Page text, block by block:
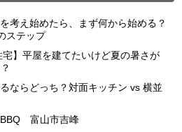
考え始めたら、まず何から始める？
ステップ
宅】平屋を建てたいけど夏の暑さが
ならどっち？対面キッチン vs 横並
富山市吉峰